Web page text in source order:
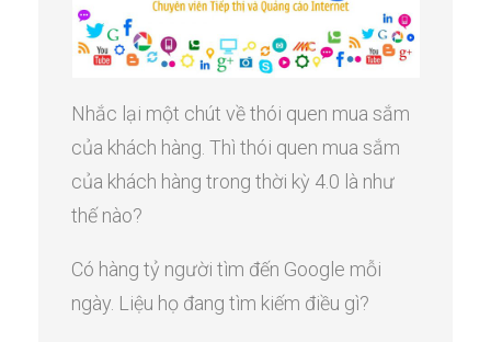
Nhắc lại một chút về thói quen mua sắm
của khách hàng. Thì thói quen mua sắm
của khách hàng trong thời kỳ 4.0 là như
thế nào?
Có hàng tỷ người tìm đến Google mỗi
ngày. Liệu họ đang tìm kiếm điều gì?